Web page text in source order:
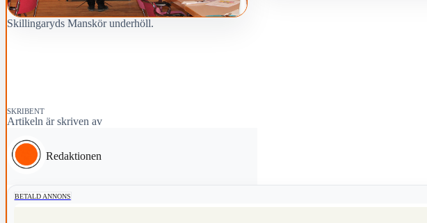
Skillingaryds Manskör underhöll.
SKRIBENT
Artikeln är skriven av
Redaktionen
BETALD ANNONS